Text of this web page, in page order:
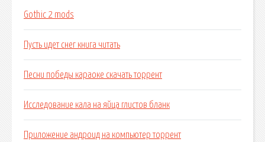
Gothic 2 mods
Пусть идет снег книга читать
Песни победы караоке скачать торрент
Исследование кала на яйца глистов бланк
Приложение андроид на компьютер торрент